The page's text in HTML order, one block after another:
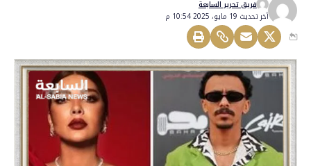
أخر تحديث 19 مايو، 2025 10:54 م
فريق تحرير السابعة